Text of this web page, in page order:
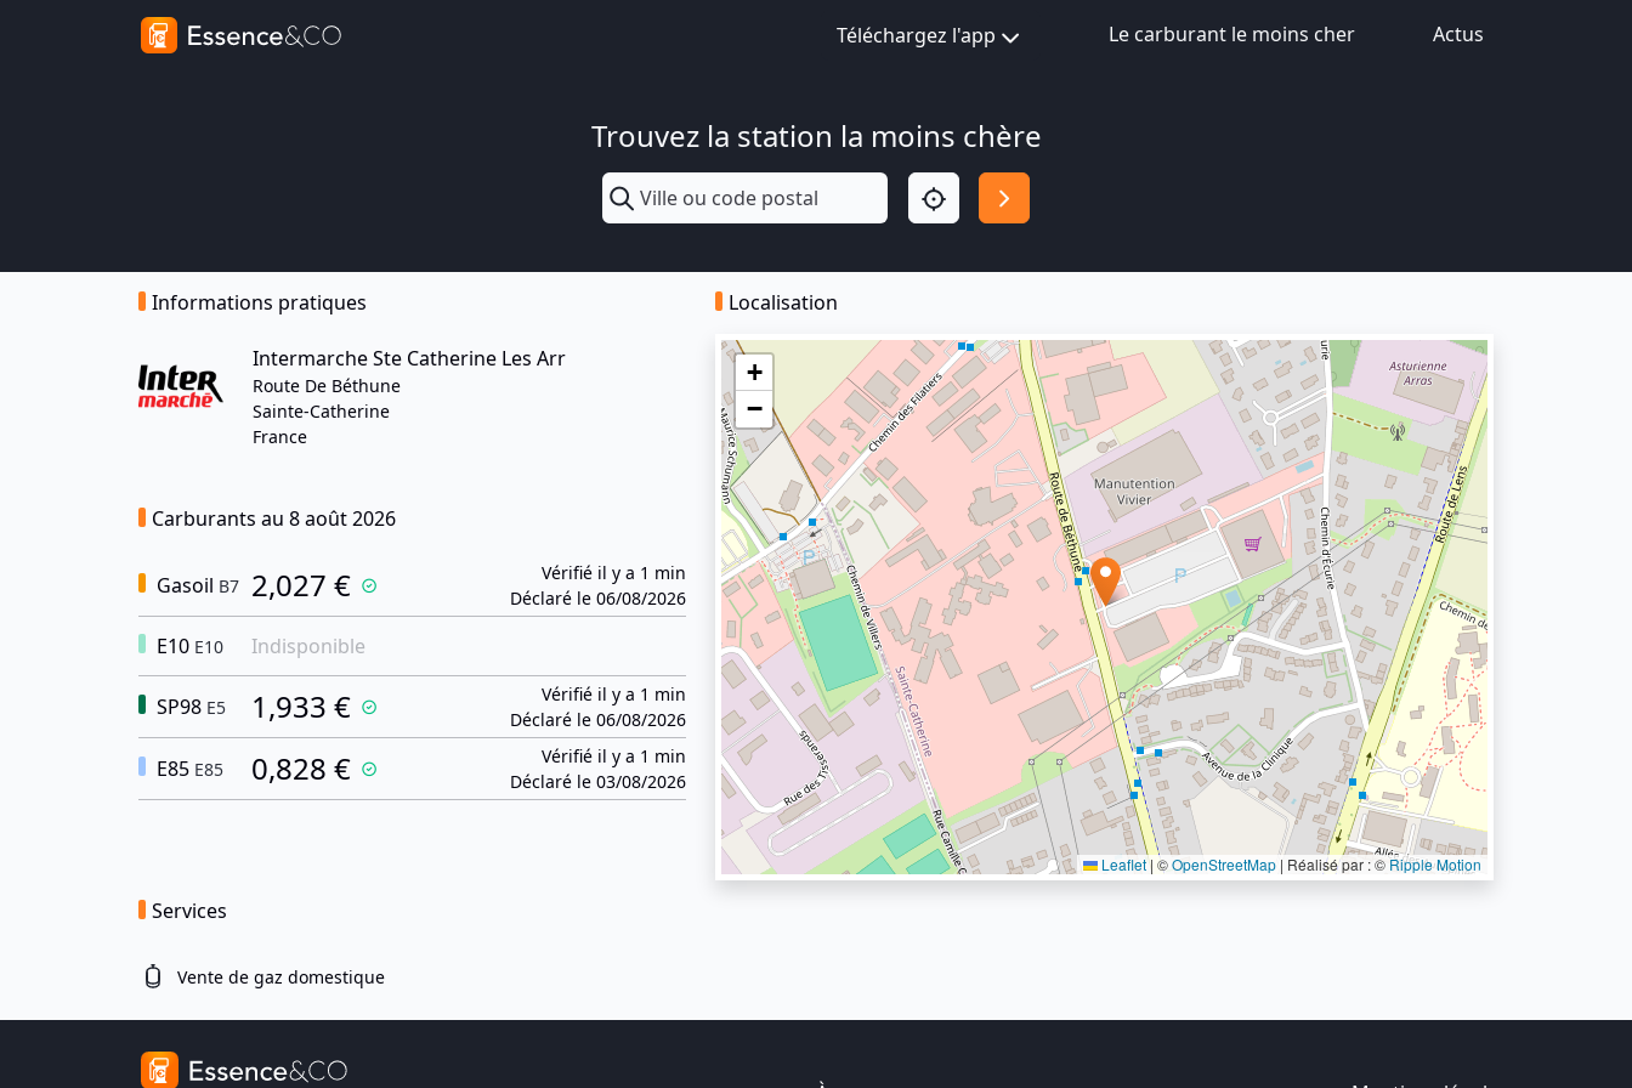
Téléchargez l'app Le carburant le moins cher Actus
Trouvez la station la moins chère
Informations pratiques
Intermarche Ste Catherine Les Arr
Route De Béthune
Sainte-Catherine
France
Carburants au 8 août 2026
Gasoil B7 2,027 €
Vérifié il y a 1 min
Déclaré le 06/08/2026
E10 E10 Indisponible
SP98 E5 1,933 €
Vérifié il y a 1 min
Déclaré le 06/08/2026
E85 E85 0,828 €
Vérifié il y a 1 min
Déclaré le 03/08/2026
Localisation
+
−
Leaflet| ©OpenStreetMap | Réalisé par : ©Ripple Motion
Services
Vente de gaz domestique